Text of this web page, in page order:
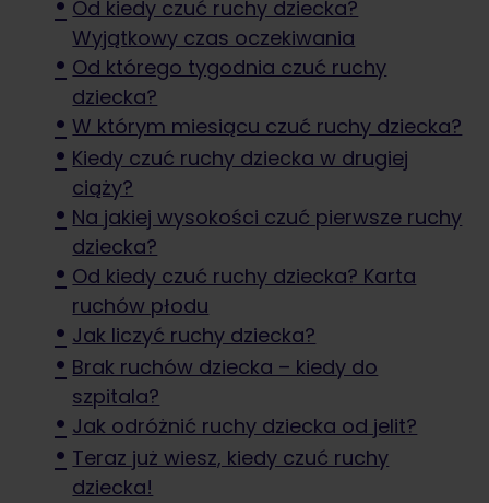
Od kiedy czuć ruchy dziecka?
Wyjątkowy czas oczekiwania
Od którego tygodnia czuć ruchy
dziecka?
W którym miesiącu czuć ruchy dziecka?
Kiedy czuć ruchy dziecka w drugiej
ciąży?
Na jakiej wysokości czuć pierwsze ruchy
dziecka?
Od kiedy czuć ruchy dziecka? Karta
ruchów płodu
Jak liczyć ruchy dziecka?
Brak ruchów dziecka – kiedy do
szpitala?
Jak odróżnić ruchy dziecka od jelit?
Teraz już wiesz, kiedy czuć ruchy
dziecka!